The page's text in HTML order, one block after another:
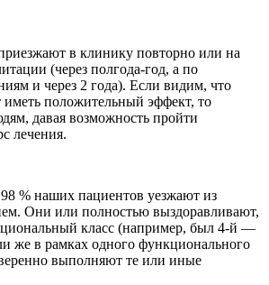
в клинику повторно или на
(через полгода-год, а по
и через 2 года). Если видим, что
иметь положительный эффект, то
давая возможность пройти
лечения.
98 % наших пациентов уезжают из
Они или полностью выздоравливают,
класс (например, был 4-й —
же в рамках одного функционального
выполняют те или иные